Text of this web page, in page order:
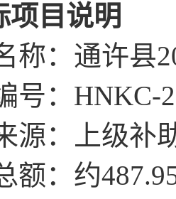
项目说明
称：通许县
号： HNKC-
源：上级补
额：约